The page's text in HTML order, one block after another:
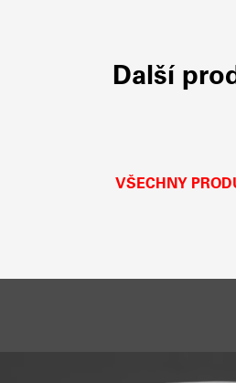
Další
VŠECHNY